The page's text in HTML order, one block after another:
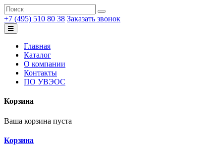
+7 (495) 510 80 38 Заказать звонок
Главная
Каталог
О компании
Контакты
ПО УВЭОС
Корзина
Ваша корзина пуста
Корзина